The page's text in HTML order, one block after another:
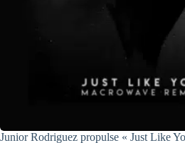
Junior Rodriguez propulse « Just Like